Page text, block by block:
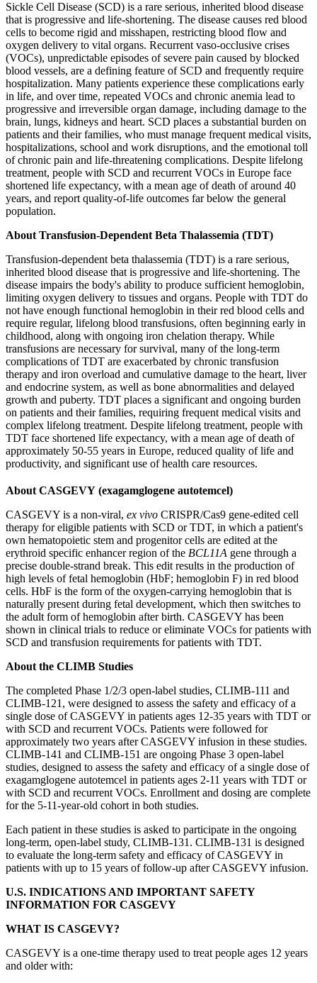
Sickle Cell Disease (SCD) is a rare serious, inherited blood disease
that is progressive and life-shortening. The disease causes red blood
cells to become rigid and misshapen, restricting blood flow and
oxygen delivery to vital organs. Recurrent vaso-occlusive crises
(VOCs), unpredictable episodes of severe pain caused by blocked
blood vessels, are a defining feature of SCD and frequently require
hospitalization. Many patients experience these complications early
in life, and over time, repeated VOCs and chronic anemia lead to
progressive and irreversible organ damage, including damage to the
brain, lungs, kidneys and heart. SCD places a substantial burden on
patients and their families, who must manage frequent medical visits,
hospitalizations, school and work disruptions, and the emotional toll
of chronic pain and life-threatening complications. Despite lifelong
treatment, people with SCD and recurrent VOCs in Europe face
shortened life expectancy, with a mean age of death of around 40
years, and report quality-of-life outcomes far below the general
population.
About Transfusion-Dependent Beta Thalassemia (TDT)
Transfusion-dependent beta thalassemia (TDT) is a rare serious,
inherited blood disease that is progressive and life-shortening. The
disease impairs the body's ability to produce sufficient hemoglobin,
limiting oxygen delivery to tissues and organs. People with TDT do
not have enough functional hemoglobin in their red blood cells and
require regular, lifelong blood transfusions, often beginning early in
childhood, along with ongoing iron chelation therapy. While
transfusions are necessary for survival, many of the long-term
complications of TDT are exacerbated by chronic transfusion
therapy and iron overload and cumulative damage to the heart, liver
and endocrine system, as well as bone abnormalities and delayed
growth and puberty. TDT places a significant and ongoing burden
on patients and their families, requiring frequent medical visits and
complex lifelong treatment. Despite lifelong treatment, people with
TDT face shortened life expectancy, with a mean age of death of
approximately 50-55 years in Europe, reduced quality of life and
productivity, and significant use of health care resources.
About CASGEVY (exagamglogene autotemcel)
CASGEVY is a non-viral, ex vivo CRISPR/Cas9 gene-edited cell
therapy for eligible patients with SCD or TDT, in which a patient's
own hematopoietic stem and progenitor cells are edited at the
erythroid specific enhancer region of the BCL11A gene through a
precise double-strand break. This edit results in the production of
high levels of fetal hemoglobin (HbF; hemoglobin F) in red blood
cells. HbF is the form of the oxygen-carrying hemoglobin that is
naturally present during fetal development, which then switches to
the adult form of hemoglobin after birth. CASGEVY has been
shown in clinical trials to reduce or eliminate VOCs for patients with
SCD and transfusion requirements for patients with TDT.
About the CLIMB Studies
The completed Phase 1/2/3 open-label studies, CLIMB-111 and
CLIMB-121, were designed to assess the safety and efficacy of a
single dose of CASGEVY in patients ages 12-35 years with TDT or
with SCD and recurrent VOCs. Patients were followed for
approximately two years after CASGEVY infusion in these studies.
CLIMB-141 and CLIMB-151 are ongoing Phase 3 open-label
studies, designed to assess the safety and efficacy of a single dose of
exagamglogene autotemcel in patients ages 2-11 years with TDT or
with SCD and recurrent VOCs. Enrollment and dosing are complete
for the 5-11-year-old cohort in both studies.
Each patient in these studies is asked to participate in the ongoing
long-term, open-label study, CLIMB-131. CLIMB-131 is designed
to evaluate the long-term safety and efficacy of CASGEVY in
patients with up to 15 years of follow-up after CASGEVY infusion.
U.S. INDICATIONS AND IMPORTANT SAFETY
INFORMATION FOR CASGEVY
WHAT IS CASGEVY?
CASGEVY is a one-time therapy used to treat people ages 12 years
and older with: